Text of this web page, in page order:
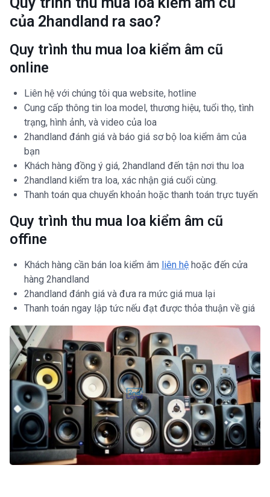
của 2handland ra sao?
Quy trình thu mua loa kiểm âm cũ
online
Liên hệ với chúng tôi qua website, hotline
Cung cấp thông tin loa model, thương hiệu, tuổi thọ, tình
trạng, hình ảnh, và video của loa
2handland đánh giá và báo giá sơ bộ loa kiểm âm của
bạn
Khách hàng đồng ý giá, 2handland đến tận nơi thu loa
2handland kiểm tra loa, xác nhận giá cuối cùng.
Thanh toán qua chuyển khoản hoặc thanh toán trực tuyến
Quy trình thu mua loa kiểm âm cũ
offine
Khách hàng cần bán loa kiểm âm liên hệ hoặc đến cửa
hàng 2handland
2handland đánh giá và đưa ra mức giá mua lại
Thanh toán ngay lập tức nếu đạt được thỏa thuận về giá